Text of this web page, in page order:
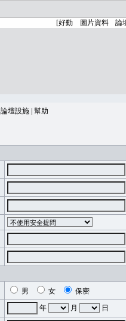
論壇設施 幫助
男 女
保密
年 月 日